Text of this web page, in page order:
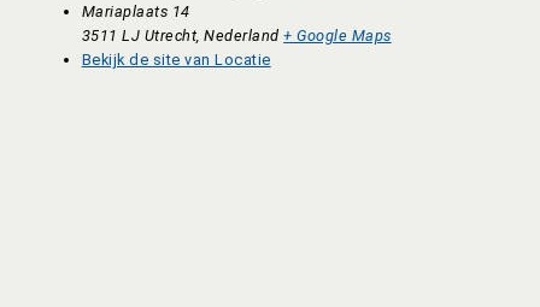
Mariaplaats 14
3511 LJ Utrecht Nederland + Google Maps
Bekijk de site van Locatie